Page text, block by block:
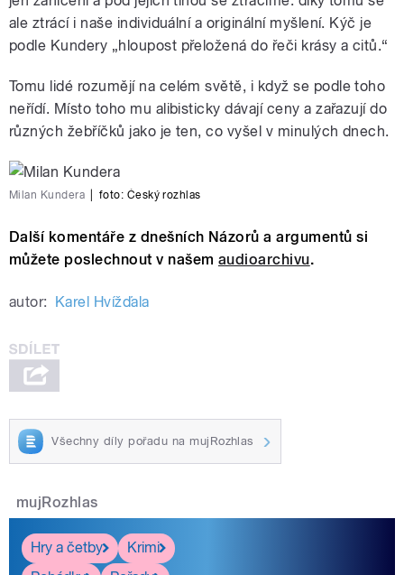
ale ztrácí i naše individuální a originální myšlení. Kýč je
podle Kundery „hloupost přeložená do řeči krásy a citů.“
Tomu lidé rozumějí na celém světě, i když se podle toho
neřídí. Místo toho mu alibisticky dávají ceny a zařazují do
různých žebříčků jako je ten, co vyšel v minulých dnech.
Milan Kundera foto: Český rozhlas
Další komentáře z dnešních Názorů a argumentů si
můžete poslechnout v našem audioarchivu.
autor: Karel Hvížďala
Všechny díly pořadu na mujRozhlas
mujRozhlas
Hry a četby
Krimi